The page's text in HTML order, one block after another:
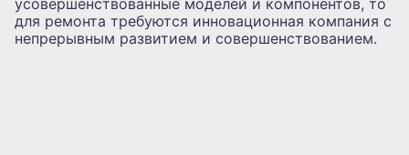
для ремонта требуются инновационная компания с
непрерывным развитием и совершенствованием.